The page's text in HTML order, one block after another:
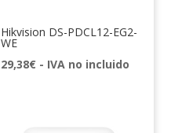
Hikvision DS-PDCL12-EG2-
WE
29,38€ - IVA no incluido